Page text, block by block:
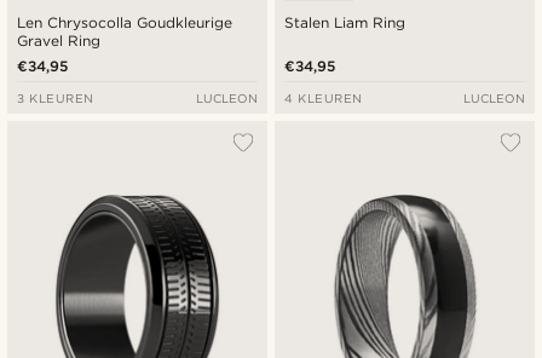
Len Chrysocolla Goudkleurige
Gravel Ring
€34,95
3 KLEUREN LUCLEON
Stalen Liam Ring
€34,95
4 KLEUREN LUCLEON